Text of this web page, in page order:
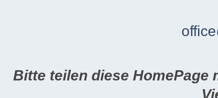
Bitte teilen diese HomePage